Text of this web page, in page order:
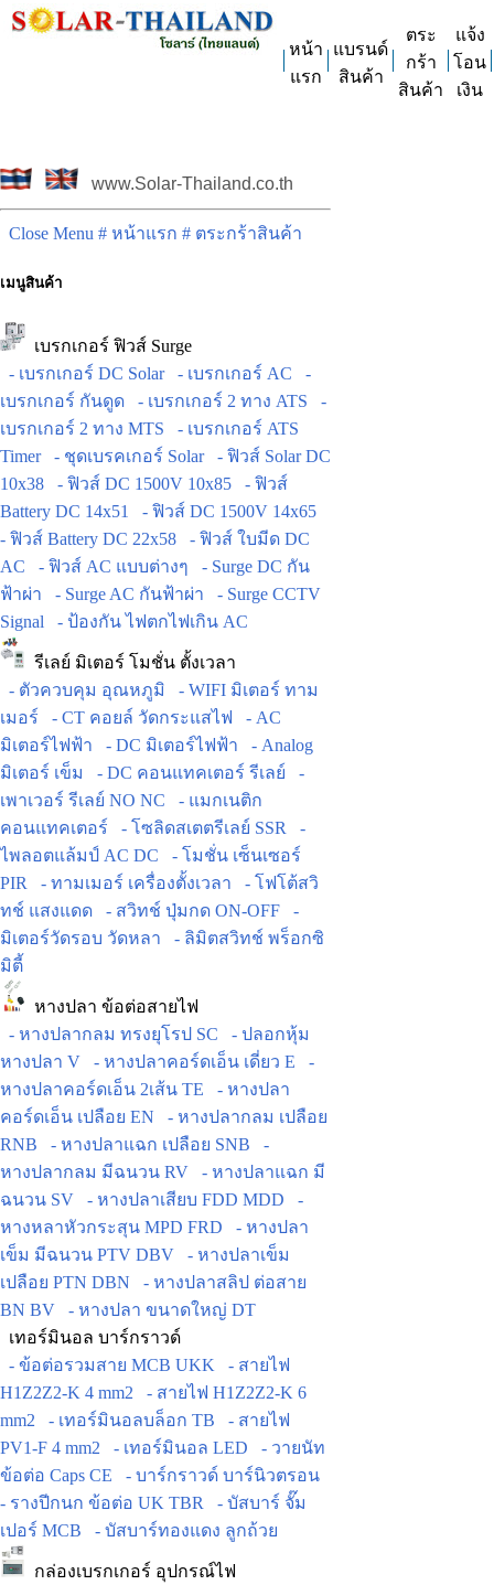
หน้า
แรก
แบรนด์
สินค้า
ตระ
กร้า
สินค้า
แจ้ง
โอน
เงิน
www.Solar-Thailand.co.th
Close Menu # หน้าแรก # ตระกร้าสินค้า
เมนูสินค้า
เบรกเกอร์ ฟิวส์ Surge
- เบรกเกอร์ DC Solar
- เบรกเกอร์ AC
-
เบรกเกอร์ กันดูด
- เบรกเกอร์ 2 ทาง ATS
-
เบรกเกอร์ 2 ทาง MTS
- เบรกเกอร์ ATS
Timer
- ชุดเบรคเกอร์ Solar
- ฟิวส์ Solar DC
10x38
- ฟิวส์ DC 1500V 10x85
- ฟิวส์
Battery DC 14x51
- ฟิวส์ DC 1500V 14x65
- ฟิวส์ Battery DC 22x58
- ฟิวส์ ใบมีด DC
AC
- ฟิวส์ AC แบบต่างๆ
- Surge DC กัน
ฟ้าผ่า
- Surge AC กันฟ้าผ่า
- Surge CCTV
Signal
- ป้องกัน ไฟตกไฟเกิน AC
รีเลย์ มิเตอร์ โมชั่น ตั้งเวลา
- ตัวควบคุม อุณหภูมิ
- WIFI มิเตอร์ ทาม
เมอร์
- CT คอยล์ วัดกระแสไฟ
- AC
มิเตอร์ไฟฟ้า
- DC มิเตอร์ไฟฟ้า
- Analog
มิเตอร์ เข็ม
- DC คอนแทคเตอร์ รีเลย์
-
เพาเวอร์ รีเลย์ NO NC
- แมกเนติก
คอนแทคเตอร์
- โซลิดสเตตรีเลย์ SSR
-
ไพลอตแล้มป์ AC DC
- โมชั่น เซ็นเซอร์
PIR
- ทามเมอร์ เครื่องตั้งเวลา
- โฟโต้สวิ
ทช์ แสงแดด
- สวิทช์ ปุ่มกด ON-OFF
-
มิเตอร์วัดรอบ วัดหลา
- ลิมิตสวิทช์ พร็อกซิ
มิตี้
หางปลา ข้อต่อสายไฟ
- หางปลากลม ทรงยุโรป SC
- ปลอกหุ้ม
หางปลา V
- หางปลาคอร์ดเอ็น เดี่ยว E
-
หางปลาคอร์ดเอ็น 2เส้น TE
- หางปลา
คอร์ดเอ็น เปลือย EN
- หางปลากลม เปลือย
RNB
- หางปลาแฉก เปลือย SNB
-
หางปลากลม มีฉนวน RV
- หางปลาแฉก มี
ฉนวน SV
- หางปลาเสียบ FDD MDD
-
หางหลาหัวกระสุน MPD FRD
- หางปลา
เข็ม มีฉนวน PTV DBV
- หางปลาเข็ม
เปลือย PTN DBN
- หางปลาสลิป ต่อสาย
BN BV
- หางปลา ขนาดใหญ่ DT
เทอร์มินอล บาร์กราวด์
- ข้อต่อรวมสาย MCB UKK
- สายไฟ
H1Z2Z2-K 4 mm2
- สายไฟ H1Z2Z2-K 6
mm2
- เทอร์มินอลบล็อก TB
- สายไฟ
PV1-F 4 mm2
- เทอร์มินอล LED
- วายนัท
ข้อต่อ Caps CE
- บาร์กราวด์ บาร์นิวตรอน
- รางปีกนก ข้อต่อ UK TBR
- บัสบาร์ จั๊ม
เปอร์ MCB
- บัสบาร์ทองแดง ลูกถ้วย
กล่องเบรกเกอร์ อุปกรณ์ไฟ